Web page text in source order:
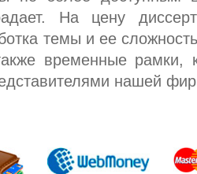
На цену
темы и ее
временные рамки,
нашей